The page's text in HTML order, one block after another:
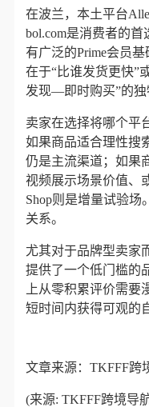
在波兰，本土平台
bol.com是消费者的
有广泛的Prime会员
在于“比谁发货更快”
发现—即时购买”的独
卖家在选择将哪个平
如果商品适合理性搜
仍是主流渠道；如果
视频展示场景价值、
Shop则是增量试验
关系。
尤其对于品牌型卖家
提供了一个低门槛
上从零积累评价需
短时间内获得可观的
文章来源：TKFFF跨
(来源: TKFFF跨境导